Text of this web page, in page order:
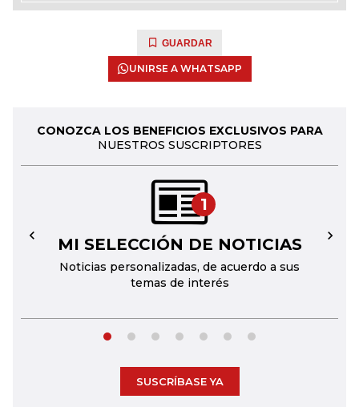
GUARDAR
UNIRSE A WHATSAPP
CONOZCA LOS BENEFICIOS EXCLUSIVOS PARA
NUESTROS SUSCRIPTORES
1
MI SELECCIÓN DE NOTICIAS
Noticias personalizadas, de acuerdo a sus
temas de interés
← →
SUSCRÍBASE YA